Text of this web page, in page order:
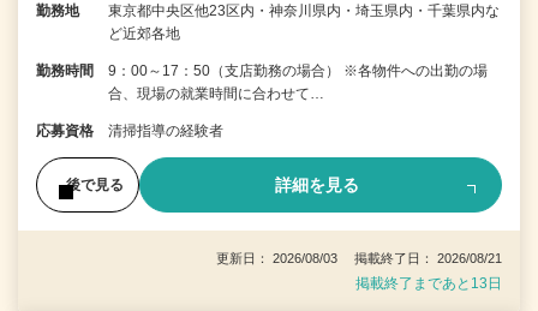
勤務地
東京都中央区他23区内・神奈川県内・埼玉県内・千葉県内な
ど近郊各地
勤務時間
9：00～17：50（支店勤務の場合） ※各物件への出勤の場
合、現場の就業時間に合わせて…
応募資格 清掃指導の経験者
後で見る 詳細を見る
更新日： 2026/08/03 掲載終了日： 2026/08/21
掲載終了まであと13日